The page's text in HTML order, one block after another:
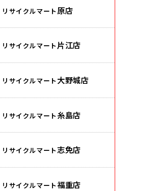
リサイクルマート 原店
リサイクルマート片江店
リサイクルマート 大野城店
リサイクルマート 糸島店
リサイクルマート志免店
リサイクルマート福重店